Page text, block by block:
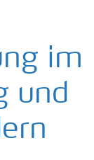
im
und